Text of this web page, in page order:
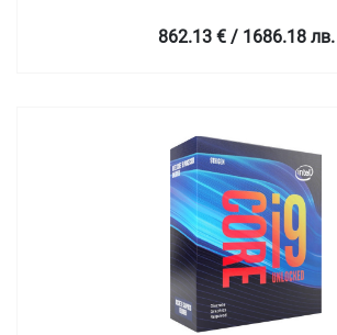
862.13 € / 1686.18 лв.